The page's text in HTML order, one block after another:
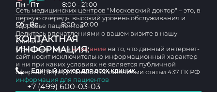
Пн - Пт 8:00 - 21:00
Сб - Вс 8:00 - 20:00
КОНТАКТНАЯ
ИНФОРМАЦИЯ:
Единый номер для всех клиник
+7 (499) 600-03-03
Сеть медицинских центров "Московский доктор" – это, в
первую очередь, высокий уровень обслуживания и
здоровье пациентов
Делитесь впечатлениями о вашем визите в нашу
клинику
Обращаем вашевнимание на то, что данный интернет-
сайт носит исключительно информационный характер
и ни при каких условиях не является публичной
офертой, определяемой положениями статьи 437 ГК РФ
информация для пациентов